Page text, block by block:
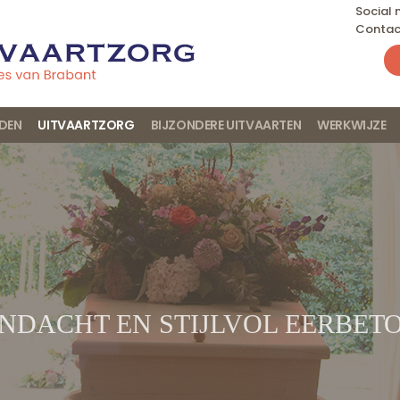
Social
UITVAARTZORG BIJZONDERE UITVAARTEN WERKWIJZE
EN STIJLVOL